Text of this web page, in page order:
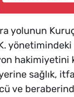
yolunun
hakimiyetini
sağlık,
ve